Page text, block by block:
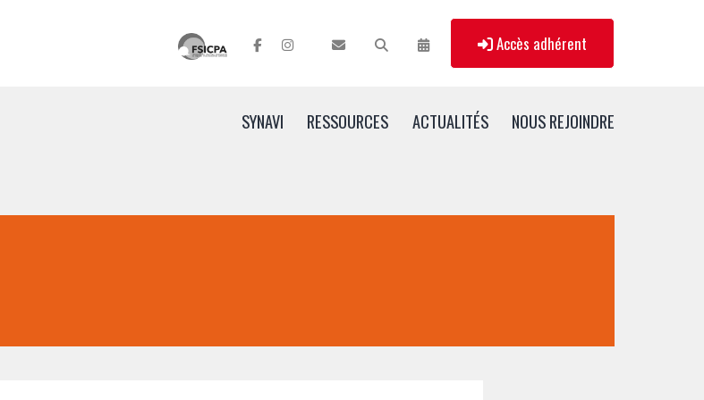
Accès adhérent
SYNAVI RESSOURCES ACTUALITÉS NOUS REJOINDRE